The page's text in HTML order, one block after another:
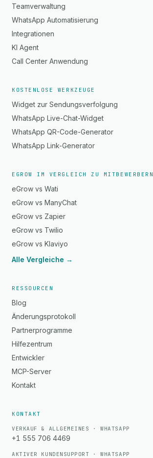
Teamverwaltung
WhatsApp Automatisierung
Integrationen
KI Agent
Call Center Anwendung
KOSTENLOSE WERKZEUGE
Widget zur Sendungsverfolgung
WhatsApp Live-Chat-Widget
WhatsApp QR-Code-Generator
WhatsApp Link-Generator
EGROW IM VERGLEICH ZU MITBEWERBERN
eGrow vs Wati
eGrow vs ManyChat
eGrow vs Zapier
eGrow vs Twilio
eGrow vs Klaviyo
Alle Vergleiche →
RESSOURCEN
Blog
Änderungsprotokoll
Partnerprogramme
Hilfezentrum
Entwickler
MCP-Server
Kontakt
KONTAKT
VERKAUF & ALLGEMEINES · WHATSAPP
+1 555 706 4469
AKTIVER KUNDENSUPPORT · WHATSAPP